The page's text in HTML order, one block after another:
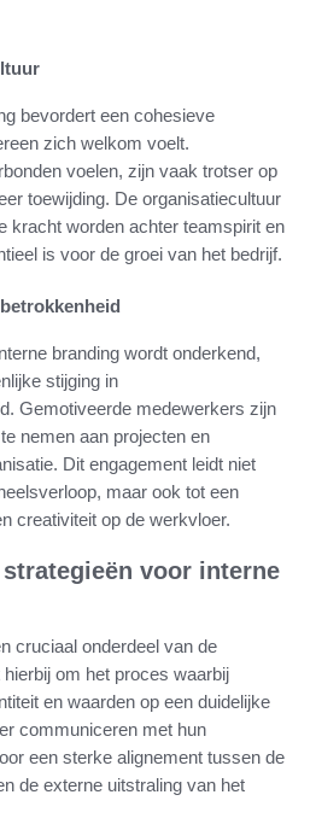
bevordert een cohesieve
zich welkom voelt.
voelen, zijn vaak trotser op
toewijding. De organisatiecultuur
kracht worden achter teamspirit en
is voor de groei van het bedrijf.
branding wordt onderkend,
stijging in
Gemotiveerde medewerkers zijn
nemen aan projecten en
Dit engagement leidt niet
maar ook tot een
creativiteit op de werkvloer.
voor interne
cruciaal onderdeel van de
om het proces waarbij
en waarden op een duidelijke
communiceren met hun
een sterke alignement tussen de
de externe uitstraling van het